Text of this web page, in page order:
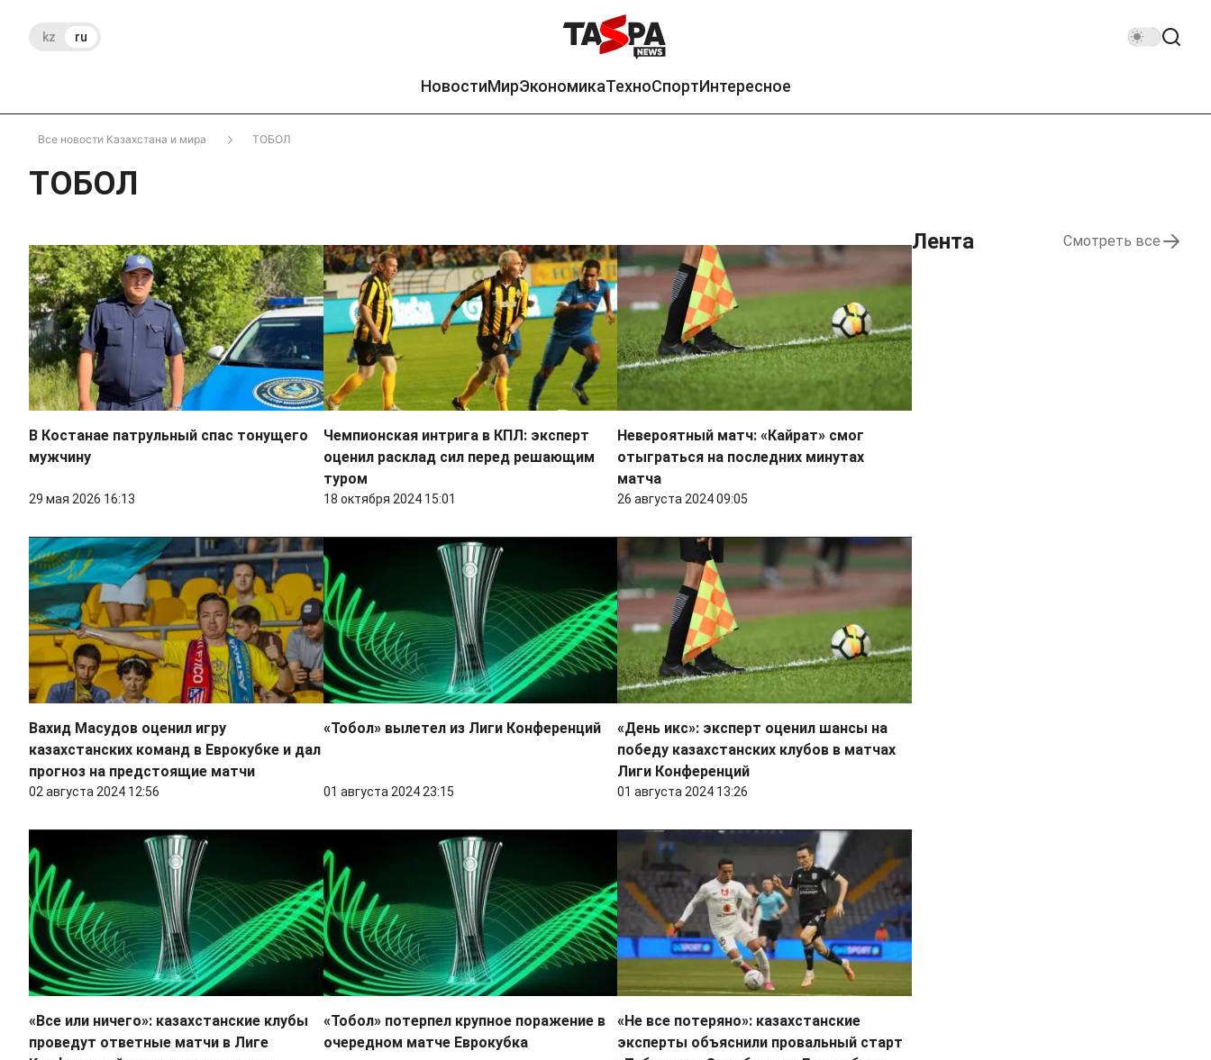
kz ru
НовостиМирЭкономикаТехноСпортИнтересное
Все новости Казахстана и мира ТОБОЛ
ТОБОЛ
В Костанае патрульный спас тонущего
мужчину
29 мая 2026 16:13
Чемпионская интрига в КПЛ: эксперт
оценил расклад сил перед решающим
туром
18 октября 2024 15:01
Невероятный матч: «Кайрат» смог
отыграться на последних минутах
матча
26 августа 2024 09:05
Вахид Масудов оценил игру
казахстанских команд в Еврокубке и дал
прогноз на предстоящие матчи
02 августа 2024 12:56
«Тобол» вылетел из Лиги Конференций
01 августа 2024 23:15
«День икс»: эксперт оценил шансы на
победу казахстанских клубов в матчах
Лиги Конференций
01 августа 2024 13:26
«Все или ничего»: казахстанские клубы
проведут ответные матчи в Лиге
«Тобол» потерпел крупное поражение в
очередном матче Еврокубка
«Не все потеряно»: казахстанские
эксперты объяснили провальный старт
Лента Смотреть все